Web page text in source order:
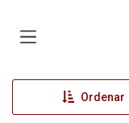
Ordenar